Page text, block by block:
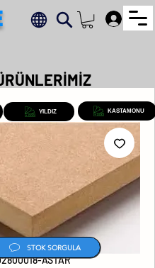
ASTAR
YILDIZ KASTAMONU
STOK SORGULA